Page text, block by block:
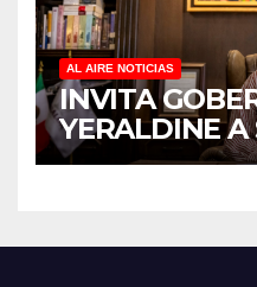
AL AIRE NOTICIAS
INVITA
YERALDINE A
JORNADA
DE ÁRBOLES